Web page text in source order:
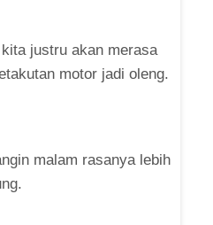
justru akan merasa
motor jadi oleng.
malam rasanya lebih